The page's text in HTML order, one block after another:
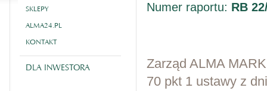
SKLEPY
ALMA24.PL
KONTAKT
DLA INWESTORA
Numer raportu: RB
Zarząd ALMA
70 pkt 1 ustawy z